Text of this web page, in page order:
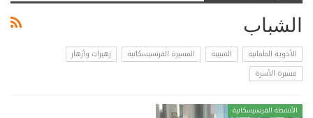
الشباب
الأخوية العلمانية الشبيبة المسيرة الفرنسيسكانية
زهيرات وأزهار
مسيرة الأسرة
الأنشطة الفرنسيسكانية